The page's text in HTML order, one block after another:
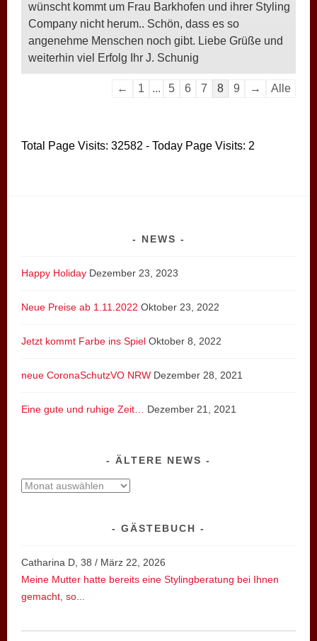
wünscht kommt um Frau Barkhofen und ihrer Styling
Company nicht herum.. Schön, dass es so
angenehme Menschen noch gibt. Liebe Grüße und
weiterhin viel Erfolg Ihr J. Schunig
Navigation
← 1 ... 5 6 7 8 9 → Alle
Total Page Visits: 32582 - Today Page Visits: 2
NEWS
Happy Holiday Dezember 23, 2023
Neue Preise ab 1.11.2022 Oktober 23, 2022
Jetzt kommt Farbe ins Spiel Oktober 8, 2022
neue CoronaSchutzVO NRW Dezember 28, 2021
Eine gute und ruhige Zeit… Dezember 21, 2021
ÄLTERE NEWS
ältere
GÄSTEBUCH
Catharina D, 38 / März 22, 2026
Meine Mutter hatte bereits eine Stylingberatung bei Ihnen
gemacht, so...